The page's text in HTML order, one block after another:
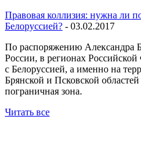
Правовая коллизия: нужна ли
Белоруссией? - 03.02.2017
По распоряжению Александра
России, в регионах
с Белоруссией, а именно на
Брянской и Псковской областей
пограничная зона.
Читать все